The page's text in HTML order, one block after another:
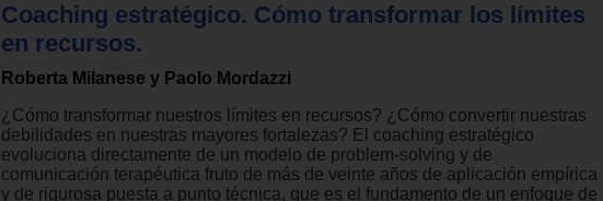
Coaching estratégico. Cómo transformar los límites
en recursos.
Roberta Milanese y Paolo Mordazzi
¿Cómo transformar nuestros límites en recursos? ¿Cómo convertir nuestras
debilidades en nuestras mayores fortalezas? El coaching estratégico
evoluciona directamente de un modelo de problem-solving y de
comunicación terapéutica fruto de más de veinte años de aplicación empírica
y de rigurosa puesta a punto técnica, que es el fundamento de un enfoque de